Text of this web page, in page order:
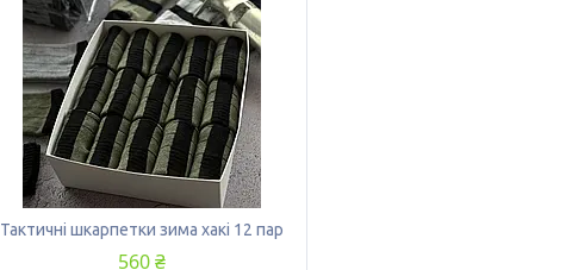
Тактичні шкарпетки зима хакі 12 пар
560 ₴